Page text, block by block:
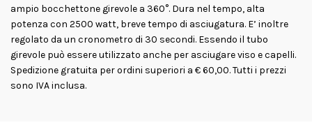
ampio bocchettone girevole a 360°. Dura nel tempo, alta
potenza con 2500 watt, breve tempo di asciugatura. E’ inoltre
regolato da un cronometro di 30 secondi. Essendo il tubo
girevole può essere utilizzato anche per asciugare viso e capelli.
Spedizione gratuita per ordini superiori a € 60,00. Tutti i prezzi
sono IVA inclusa.